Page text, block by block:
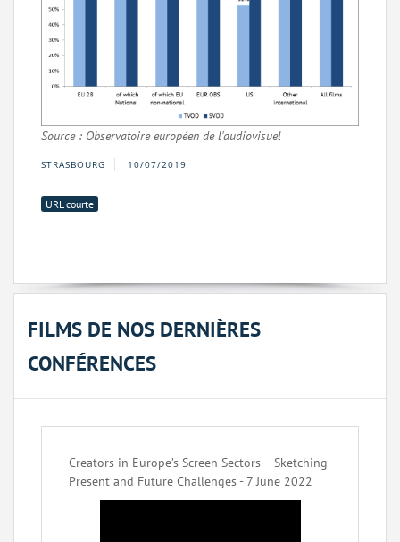
Source : Observatoire européen de l'audiovisuel
STRASBOURG 10/07/2019
URL courte
FILMS DE NOS DERNIÈRES
CONFÉRENCES
Creators in Europe’s Screen Sectors – Sketching
Present and Future Challenges - 7 June 2022